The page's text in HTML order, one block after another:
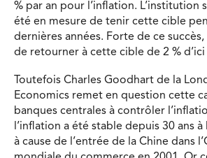
% par an pour l’inflation. L’institution
été en mesure de tenir cette cible
dernières années. Forte de ce
de retourner à cette cible de 2 % d’ici
Toutefois Charles Goodhart de la
Economics remet en question cette
banques centrales à contrôler
l’inflation a été stable depuis 30 ans
à cause de l’entrée de la Chine dans